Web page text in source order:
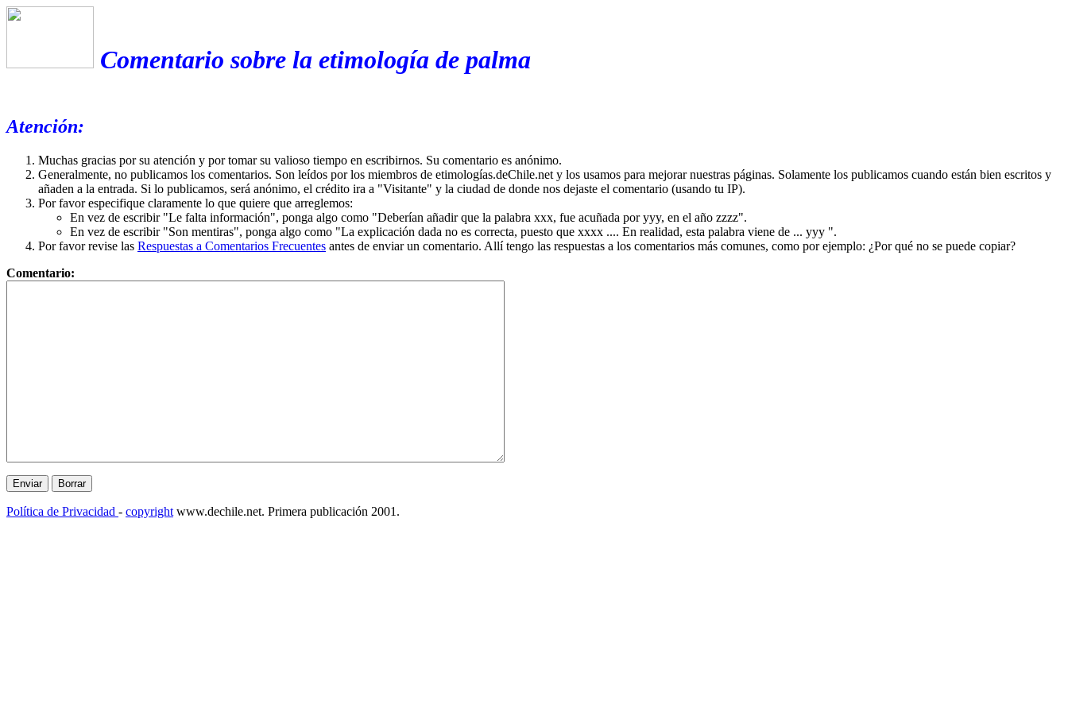
Comentario sobre la etimología de palma
Atención:
Muchas gracias por su atención y por tomar su valioso tiempo en escribirnos. Su comentario es anónimo.
Generalmente, no publicamos los comentarios. Son leídos por los miembros de etimologías.deChile.net y los usamos para mejorar nuestras páginas. Solamente los publicamos cuando están bien escritos y
añaden a la entrada. Si lo publicamos, será anónimo, el crédito ira a "Visitante" y la ciudad de donde nos dejaste el comentario (usando tu IP).
Por favor especifique claramente lo que quiere que arreglemos:
En vez de escribir "Le falta información", ponga algo como "Deberían añadir que la palabra xxx, fue acuñada por yyy, en el año zzzz".
En vez de escribir "Son mentiras", ponga algo como "La explicación dada no es correcta, puesto que xxxx .... En realidad, esta palabra viene de ... yyy ".
Por favor revise las Respuestas a Comentarios Frecuentes antes de enviar un comentario. Allí tengo las respuestas a los comentarios más comunes, como por ejemplo: ¿Por qué no se puede copiar?
Comentario:
Política de Privacidad - copyright www.dechile.net. Primera publicación 2001.